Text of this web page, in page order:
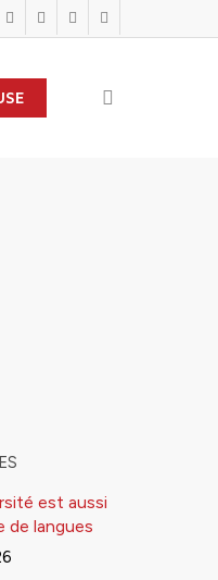
linkedinyoutubeinstagram
flickr
est aussi
de langues